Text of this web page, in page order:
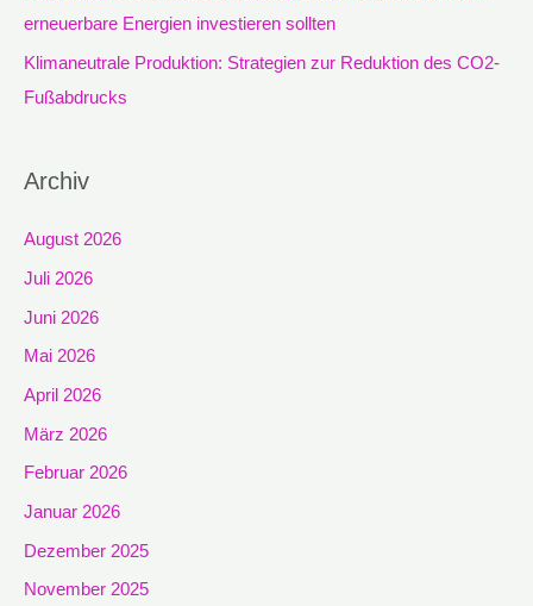
erneuerbare Energien investieren sollten
Klimaneutrale Produktion: Strategien zur Reduktion des CO2-
Fußabdrucks
Archiv
August 2026
Juli 2026
Juni 2026
Mai 2026
April 2026
März 2026
Februar 2026
Januar 2026
Dezember 2025
November 2025